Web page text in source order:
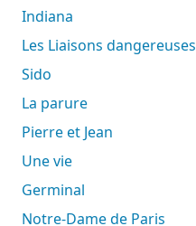
Indiana
Les Liaisons dangereuses
Sido
La parure
Pierre et Jean
Une vie
Germinal
Notre-Dame de Paris